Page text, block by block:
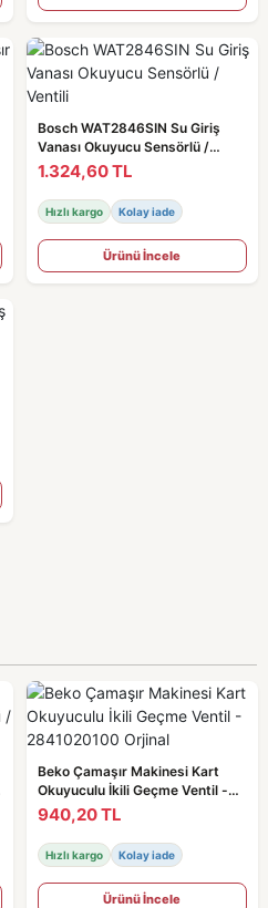
Bosch WAT2846SIN Su Giriş
Vanası Okuyucu Sensörlü /
Ventili
1.324,60 TL
Hızlı kargo Kolay iade
Ürünü İncele
Beko Çamaşır Makinesi Kart
Okuyuculu İkili Geçme Ventil -
2841020100 Orjinal
940,20 TL
Hızlı kargo Kolay iade
Ürünü İncele